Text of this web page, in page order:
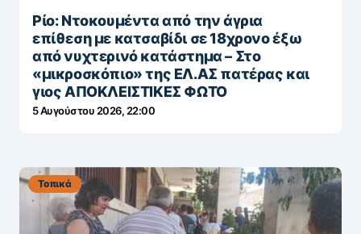
Ρίο: Ντοκουμέντα από την άγρια
επίθεση με κατσαβίδι σε 18χρονο έξω
από νυχτερινό κατάστημα – Στο
«μικροσκόπιο» της ΕΛ.ΑΣ πατέρας και
γιος ΑΠΟΚΛΕΙΣΤΙΚΕΣ ΦΩΤΟ
5 Αυγούστου 2026, 22:00
Τοπικά